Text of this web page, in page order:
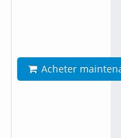
Acheter